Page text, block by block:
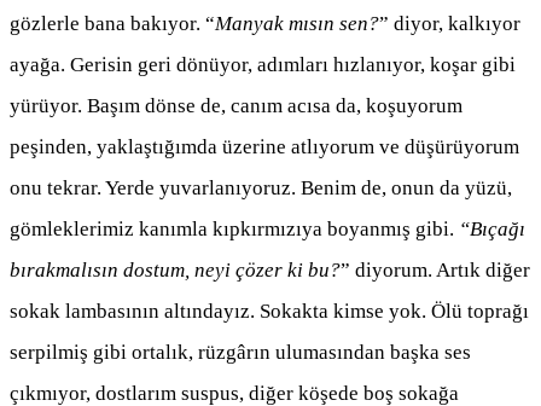
gözlerle bana bakıyor. “Manyak mısın sen?” diyor, kalkıyor
ayağa. Gerisin geri dönüyor, adımları hızlanıyor, koşar gibi
yürüyor. Başım dönse de, canım acısa da, koşuyorum
peşinden, yaklaştığımda üzerine atlıyorum ve düşürüyorum
onu tekrar. Yerde yuvarlanıyoruz. Benim de, onun da yüzü,
gömleklerimiz kanımla kıpkırmızıya boyanmış gibi. “Bıçağı
bırakmalısın dostum, neyi çözer ki bu?” diyorum. Artık diğer
sokak lambasının altındayız. Sokakta kimse yok. Ölü toprağı
serpilmiş gibi ortalık, rüzgârın ulumasından başka ses
çıkmıyor, dostlarım suspus, diğer köşede boş sokağa